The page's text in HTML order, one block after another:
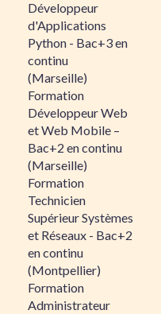
Développeur
d'Applications
Python - Bac+3 en
continu
(Marseille)
Formation
Développeur Web
et Web Mobile –
Bac+2 en continu
(Marseille)
Formation
Technicien
Supérieur Systèmes
et Réseaux - Bac+2
en continu
(Montpellier)
Formation
Administrateur